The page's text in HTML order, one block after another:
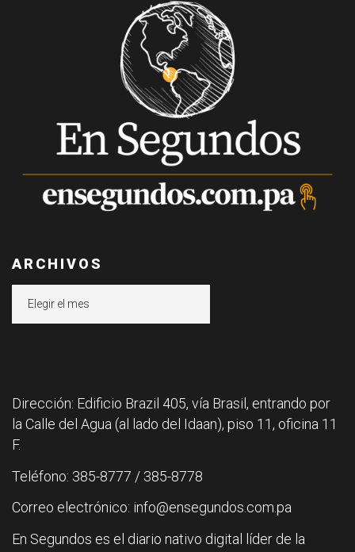
ARCHIVOS
Dirección: Edificio Brazil 405, vía Brasil, entrando por
la Calle del Agua (al lado del Idaan), piso 11, oficina 11
F.
Teléfono: 385-8777 / 385-8778
Correo electrónico: info@ensegundos.com.pa
En Segundos es el diario nativo digital líder de la